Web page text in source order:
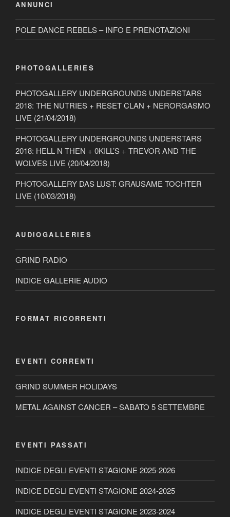
ANNUNCI
POLE DANCE REBELS – INFO E PRENOTAZIONI
PHOTOGALLERIES
PHOTOGALLERY UNDERGROUNDS UNDERSTARS
2018: THE NUTRIES + RESET CLAN + NERORGASMO
LIVE (21/04/2018)
PHOTOGALLERY UNDERGROUNDS UNDERSTARS
2018: HELL N THEN + 0KILL’S + TREVOR AND THE
WOLVES LIVE (20/04/2018)
PHOTOGALLERY DAS LUST: GRAUSAME TOCHTER
LIVE (10/03/2018)
AUDIOGALLERIES
GRIND RADIO
INDICE GALLERIE AUDIO
FORMAT RICORRENTI
EVENTI CORRENTI
GRIND SUMMER HOLIDAYS
METAL AGAINST CANCER – SABATO 5 SETTEMBRE
EVENTI PASSATI
INDICE DEGLI EVENTI STAGIONE 2025-2026
INDICE DEGLI EVENTI STAGIONE 2024-2025
INDICE DEGLI EVENTI STAGIONE 2023-2024